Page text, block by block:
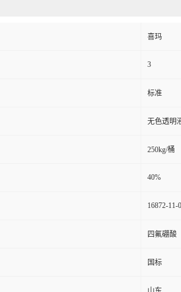
喜玛
3
标准
无色透明
250kg/桶
40%
16872-11-0
四氟硼酸
国标